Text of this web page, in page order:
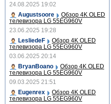
24.08.2025 19:02
Augustsoore
Обзор 4K OLED
телевизора LG 55EG960V
23.06.2025 19:28
LesliedeF
Обзор 4K OLED
телевизора LG 55EG960V
03.06.2025 20:14
BryanBoano
Обзор 4K OLED
телевизора LG 55EG960V
09.03.2025 21:51
Eugenrex
Обзор 4K OLED
телевизора LG 55EG960V